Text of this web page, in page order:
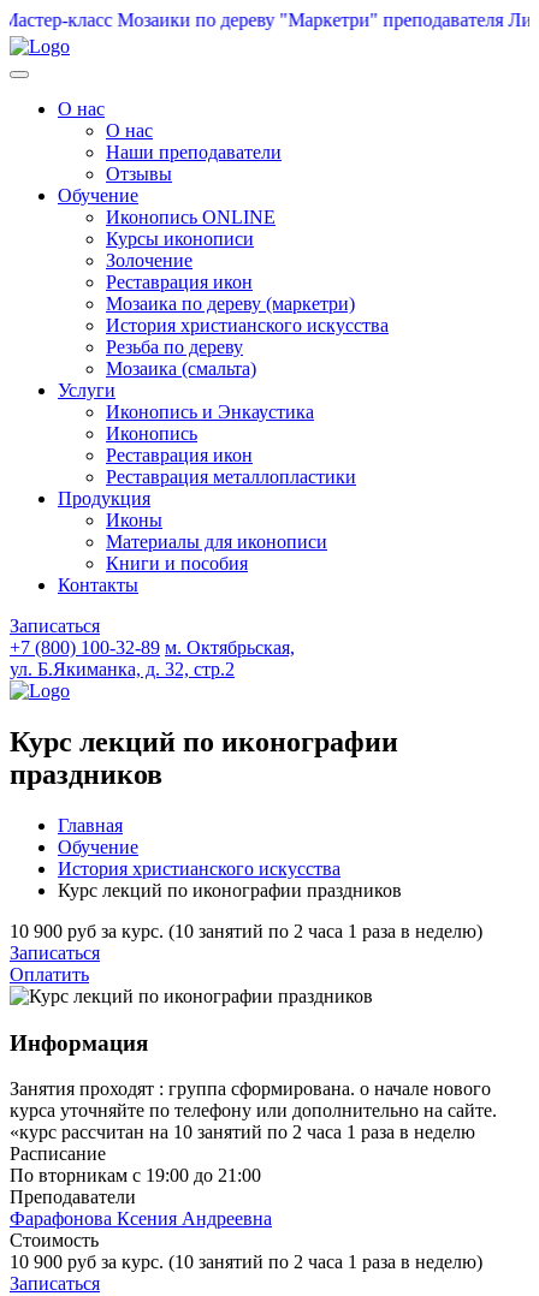
класс Мозаики по дереву "Маркетри" преподавателя
О нас
О нас
Наши преподаватели
Отзывы
Обучение
Иконопись ONLINE
Курсы иконописи
Золочение
Реставрация икон
Мозаика по дереву (маркетри)
История христианского искусства
Резьба по дереву
Мозаика (смальта)
Услуги
Иконопись и Энкаустика
Иконопись
Реставрация икон
Реставрация металлопластики
Продукция
Иконы
Материалы для иконописи
Книги и пособия
Контакты
Записаться
+7 (800) 100-32-89 м. Октябрьская,
ул. Б.Якиманка, д. 32, стр.2
Курс лекций по иконографии
праздников
Главная
Обучение
История христианского искусства
Курс лекций по иконографии праздников
10 900 руб за курс. (10 занятий по 2 часа 1 раза в неделю)
Записаться
Оплатить
Информация
Занятия проходят : группа сформирована. о начале нового
курса уточняйте по телефону или дополнительно на сайте.
«курс рассчитан на 10 занятий по 2 часа 1 раза в неделю
Расписание
По вторникам с 19:00 до 21:00
Преподаватели
Фарафонова Ксения Андреевна
Стоимость
10 900 руб за курс. (10 занятий по 2 часа 1 раза в неделю)
Записаться